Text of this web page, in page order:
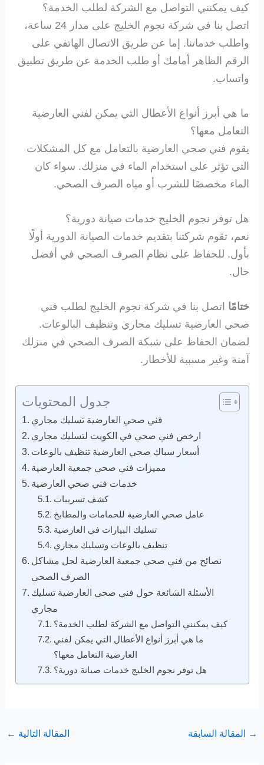
كيف يمكنني التواصل مع الشركة لطلب الخدمة؟
اتصل بنا في شركة نجوم الخليج على مدار 24 ساعة،
واطلب خدماتنا. إما عن طريق الاتصال الهاتفي على
الرقم الظاهر أمامك أو طلب الخدمة عن طريق تطبيق
واتساب.
ما هي أبرز أنواع الأعطال التي يمكن لفني العارضية
التعامل معها؟
يقوم فني صحي العارضية بالتعامل مع كل المشكلات
التي تؤثر على استخدام الماء في منزلك. سواء كان
الماء مخصصًا للشرب أو مياه الصرف الصحي.
هل توفر نجوم الخليج خدمات صيانة دورية؟
نعم، تقوم شركتنا بتقديم خدمات الصيانة الدورية أولًا
بأول. للحفاظ على نظام الصرف الصحي في أفضل
حال.
ختامًا اتصل بنا في شركة نجوم الخليج لطلب فني
صحي العارضية تسليك مجاري وتنظيف البالوعات.
لضمان الحفاظ على شبكة الصرف الصحي في منزلك
آمنة وغير مسببة للأخطار.
جدول المحتويات
فني صحي العارضية تسليك مجاري
ارخص فني صحي في الكويت لتسليك مجاري
أسعار سباك صحي العارضية تنظيف بالوعات
مميزات فني صحي جمعية العارضية
خدمات فني صحي العارضية
كشف تسريبات
عامل صحي العارضية للحمامات والمطابخ
تسليك البيارات في العارضية
تنظيف بالوعات وتسليك مجاري
نصائح من فني صحي جمعية العارضية لحل مشاكل
الصرف الصحي
الأسئلة الشائعة حول فني صحي العارضية تسليك
مجاري
كيف يمكنني التواصل مع الشركة لطلب الخدمة؟
ما هي أبرز أنواع الأعطال التي يمكن لفني
العارضية التعامل معها؟
هل توفر نجوم الخليج خدمات صيانة دورية؟
→ المقالة السابقة المقالة التالية ←